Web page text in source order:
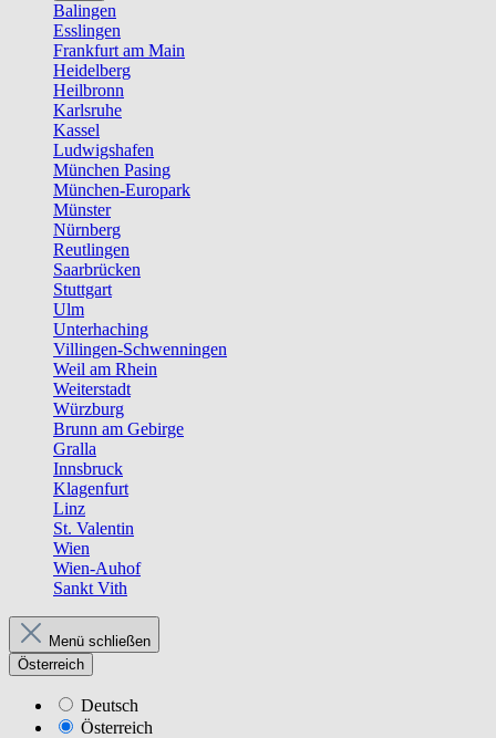
Balingen
Esslingen
Frankfurt am Main
Heidelberg
Heilbronn
Karlsruhe
Kassel
Ludwigshafen
München Pasing
München-Europark
Münster
Nürnberg
Reutlingen
Saarbrücken
Stuttgart
Ulm
Unterhaching
Villingen-Schwenningen
Weil am Rhein
Weiterstadt
Würzburg
Brunn am Gebirge
Gralla
Innsbruck
Klagenfurt
Linz
St. Valentin
Wien
Wien-Auhof
Sankt Vith
Menü schließen
Österreich
Deutsch
Österreich